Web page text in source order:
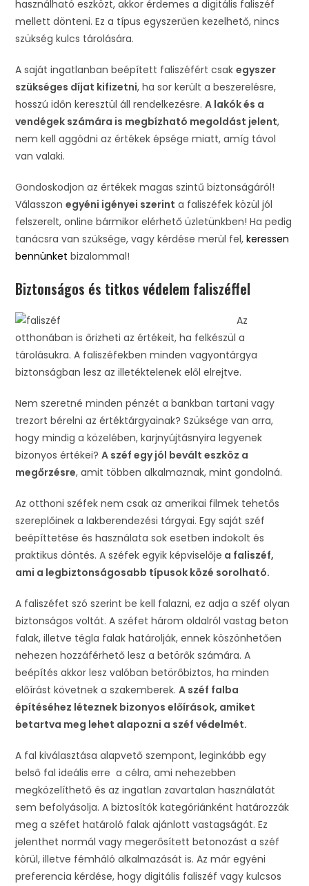
használható eszközt, akkor érdemes a digitális faliszéf
mellett dönteni. Ez a típus egyszerűen kezelhető, nincs
szükség kulcs tárolására.
A saját ingatlanban beépített faliszéfért csakegyszer
szükséges díjat kifizetni, ha sor került a beszerelésre,
hosszú időn keresztül áll rendelkezésre.A lakók és a
vendégek számára is megbízható megoldást jelent,
nem kell aggódni az értékek épsége miatt, amíg távol
van valaki.
Gondoskodjon az értékek magas szintű biztonságáról!
Válasszonegyéni igényei szerint a faliszéfek közül jól
felszerelt, online bármikor elérhető üzletünkben! Ha pedig
tanácsra van szüksége, vagy kérdése merül fel,keressen
bennünket bizalommal!
Biztonságos és titkos védelem faliszéffel
Az
otthonában is őrizheti az értékeit, ha felkészül a
tárolásukra. A faliszéfekben minden vagyontárgya
biztonságban lesz az illetéktelenek elől elrejtve.
Nem szeretné minden pénzét a bankban tartani vagy
trezort bérelni az értéktárgyainak? Szüksége van arra,
hogy mindig a közelében, karjnyújtásnyira legyenek
bizonyos értékei?A széf egy jól bevált eszköz a
megőrzésre, amit többen alkalmaznak, mint gondolná.
Az otthoni széfek nem csak az amerikai filmek tehetős
szereplőinek a lakberendezési tárgyai. Egy saját széf
beépíttetése és használata sok esetben indokolt és
praktikus döntés. A széfek egyik képviselője a faliszéf,
ami a legbiztonságosabb típusok közé sorolható.
A faliszéfet szó szerint be kell falazni, ez adja a széf olyan
biztonságos voltát. A széfet három oldalról vastag beton
falak, illetve tégla falak határolják, ennek köszönhetően
nehezen hozzáférhető lesz a betörők számára. A
beépítés akkor lesz valóban betörőbiztos, ha minden
előírást követnek a szakemberek.A széf falba
építéséhez léteznek bizonyos előírások, amiket
betartva meg lehet alapozni a széf védelmét.
A fal kiválasztása alapvető szempont, leginkább egy
belső fal ideális erre a célra, ami nehezebben
megközelíthető és az ingatlan zavartalan használatát
sem befolyásolja. A biztosítók kategóriánként határozzák
meg a széfet határoló falak ajánlott vastagságát. Ez
jelenthet normál vagy megerősített betonozást a széf
körül, illetve fémháló alkalmazását is. Az már egyéni
preferencia kérdése, hogy digitális faliszéf vagy kulcsos